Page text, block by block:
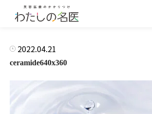
2022.04.21
ceramide640x360